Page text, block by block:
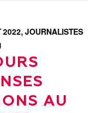
2022,JOURNALISTES
AU